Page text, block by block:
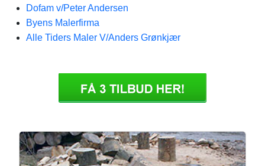
Dofam v/Peter Andersen
Byens Malerfirma
Alle Tiders Maler V/Anders Grønkjær